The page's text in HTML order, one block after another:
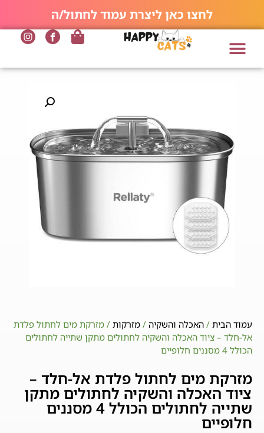
לחצו כאן ליצרת עמוד לחתול/ה
עמוד הבית / האכלה והשקיה / מזרקות / מזרקת מים לחתול פלדת
אל-חלד – ציוד האכלה והשקיה לחתולים מתקן שתייה לחתולים
הכולל 4 מסננים חלופיים
מזרקת מים לחתול פלדת אל-חלד –
ציוד האכלה והשקיה לחתולים מתקן
שתייה לחתולים הכולל 4 מסננים
חלופיים